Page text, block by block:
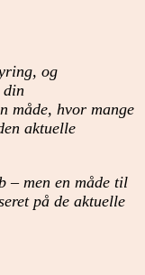
og
måde, hvor mange
aktuelle
– men en måde til
på de aktuelle